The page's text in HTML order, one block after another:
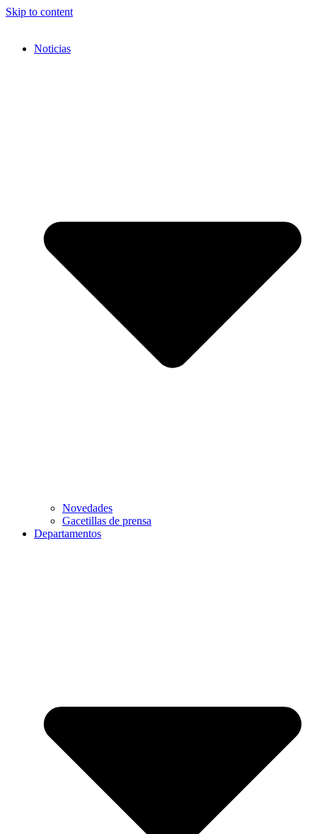
Skip to content
Noticias
Novedades
Gacetillas de prensa
Departamentos